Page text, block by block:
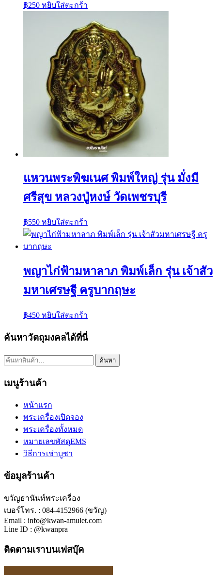
฿250 หยิบใส่ตะกร้า
แหวนพระพิฆเนศ พิมพ์ใหญ่ รุ่น มั่งมี
ศรีสุข หลวงปู่หงษ์ วัดเพชรบุรี
฿550 หยิบใส่ตะกร้า
พญาไก่ฟ้ามหาลาภ พิมพ์เล็ก รุ่น เจ้าสัว
มหาเศรษฐี ครูบากฤษะ
฿450 หยิบใส่ตะกร้า
ค้นหาวัตถุมงคลได้ที่นี่
ค้นหา: ค้นหา
เมนูร้านค้า
หน้าแรก
พระเครื่องเปิดจอง
พระเครื่องทั้งหมด
หมายเลขพัสดุEMS
วิธีการเช่าบูชา
ข้อมูลร้านค้า
ขวัญธานันท์พระเครื่อง
เบอร์โทร. : 084-4152966 (ขวัญ)
Email : info@kwan-amulet.com
Line ID : @kwanpra
ติดตามเราบนเฟสบุ๊ค